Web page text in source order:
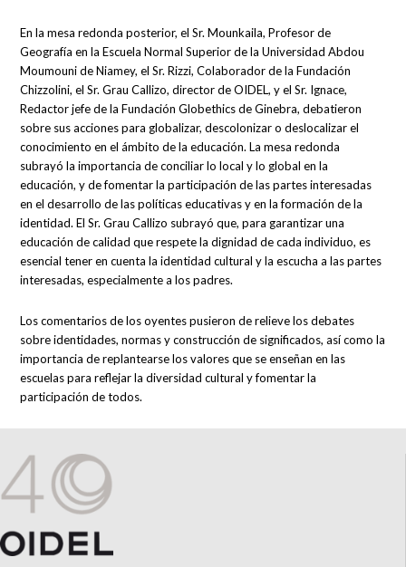
En la mesa redonda posterior, el Sr. Mounkaila, Profesor de
Geografía en la Escuela Normal Superior de la Universidad Abdou
Moumouni de Niamey, el Sr. Rizzi, Colaborador de la Fundación
Chizzolini, el Sr. Grau Callizo, director de OIDEL, y el Sr. Ignace,
Redactor jefe de la Fundación Globethics de Ginebra, debatieron
sobre sus acciones para globalizar, descolonizar o deslocalizar el
conocimiento en el ámbito de la educación. La mesa redonda
subrayó la importancia de conciliar lo local y lo global en la
educación, y de fomentar la participación de las partes interesadas
en el desarrollo de las políticas educativas y en la formación de la
identidad. El Sr. Grau Callizo subrayó que, para garantizar una
educación de calidad que respete la dignidad de cada individuo, es
esencial tener en cuenta la identidad cultural y la escucha a las partes
interesadas, especialmente a los padres.
Los comentarios de los oyentes pusieron de relieve los debates
sobre identidades, normas y construcción de significados, así como la
importancia de replantearse los valores que se enseñan en las
escuelas para reflejar la diversidad cultural y fomentar la
participación de todos.